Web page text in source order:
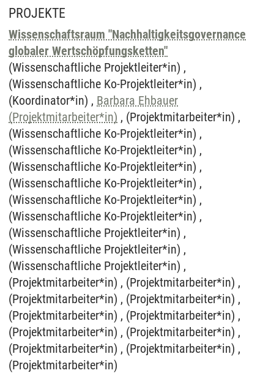
PROJEKTE
Wissenschaftsraum "Nachhaltigkeitsgovernance
globaler Wertschöpfungsketten"
(Wissenschaftliche Projektleiter*in) ,
(Wissenschaftliche Ko-Projektleiter*in) ,
(Koordinator*in) , Barbara Ehbauer
(Projektmitarbeiter*in) , (Projektmitarbeiter*in) ,
(Wissenschaftliche Ko-Projektleiter*in) ,
(Wissenschaftliche Ko-Projektleiter*in) ,
(Wissenschaftliche Ko-Projektleiter*in) ,
(Wissenschaftliche Ko-Projektleiter*in) ,
(Wissenschaftliche Ko-Projektleiter*in) ,
(Wissenschaftliche Ko-Projektleiter*in) ,
(Wissenschaftliche Projektleiter*in) ,
(Wissenschaftliche Projektleiter*in) ,
(Wissenschaftliche Projektleiter*in) ,
(Projektmitarbeiter*in) , (Projektmitarbeiter*in) ,
(Projektmitarbeiter*in) , (Projektmitarbeiter*in) ,
(Projektmitarbeiter*in) , (Projektmitarbeiter*in) ,
(Projektmitarbeiter*in) , (Projektmitarbeiter*in) ,
(Projektmitarbeiter*in) , (Projektmitarbeiter*in) ,
(Projektmitarbeiter*in)